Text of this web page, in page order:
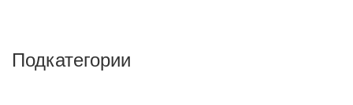
Подкатегории